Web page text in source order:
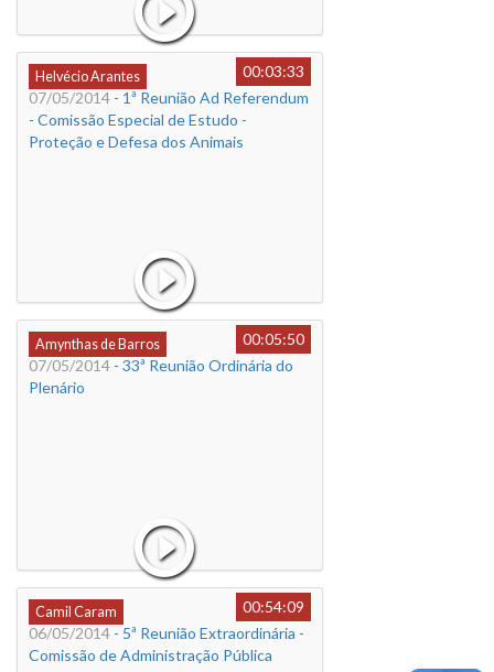
Helvécio Arantes
00:03:33
07/05/2014 - 1ª Reunião Ad Referendum
- Comissão Especial de Estudo -
Proteção e Defesa dos Animais
Amynthas de Barros
00:05:50
07/05/2014 - 33ª Reunião Ordinária do
Plenário
Camil Caram
00:54:09
06/05/2014 - 5ª Reunião Extraordinária -
Comissão de Administração Pública